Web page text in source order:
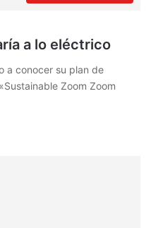
a lo eléctrico
a conocer su plan de
Zoom Zoom